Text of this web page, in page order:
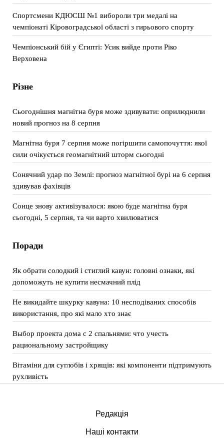
Спортсмени КДЮСШ №1 вибороли три медалі на
чемпіонаті Кіровоградської області з гирьового спорту
Чемпіонський бій у Єгипті: Усик вийде проти Ріко
Верховена
Різне
Сьогоднішня магнітна буря може здивувати: оприлюднили
новий прогноз на 8 серпня
Магнітна буря 7 серпня може погіршити самопочуття: якої
сили очікується геомагнітний шторм сьогодні
Сонячний удар по Землі: прогноз магнітної бурі на 6 серпня
здивував фахівців
Сонце знову активізувалося: якою буде магнітна буря
сьогодні, 5 серпня, та чи варто хвилюватися
Поради
Як обрати солодкий і стиглий кавун: головні ознаки, які
допоможуть не купити несмачний плід
Не викидайте шкурку кавуна: 10 несподіваних способів
використання, про які мало хто знає
Выбор проекта дома с 2 спальнями: что учесть
рациональному застройщику
Вітаміни для суглобів і хрящів: які компоненти підтримують
рухливість
Редакція
Наші контакти